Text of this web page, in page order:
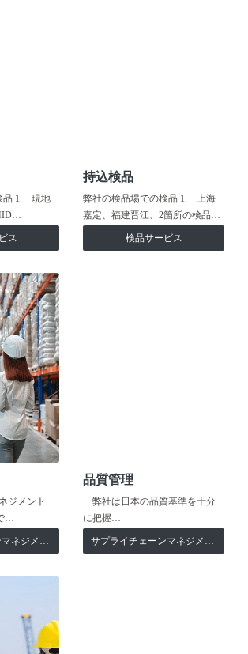
品 1. 現地
ス
持込検品
弊社の検品場での検品 1. 上海
嘉定、福建晋江、2箇所の検品…
検品サービス
ジメント
…
サプライチェーンマネジメント
品質管理
弊社は日本の品質基準を十分
に把握…
サプライチェーンマネジメント